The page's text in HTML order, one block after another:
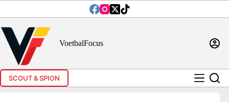
inhoud
VoetbalFocus
SCOUT & SPION